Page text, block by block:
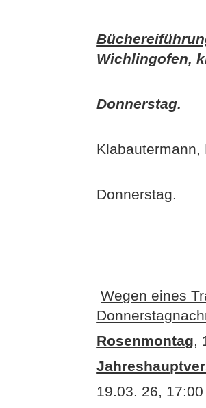
Wichlingofen,
Donnerstag.
Donnerstag.
Wegen eines
Rosenmontag,
19.03. 26,